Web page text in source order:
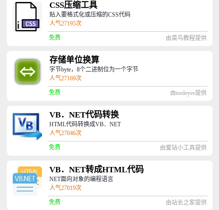
CSS压缩工具
贴入要格式化或压缩的CSS代码
人气27195次
免费 由菜鸟教程提供
存储单位换算
字节byte，8个二进制位为一个字节
人气27169次
免费 由tooleyes提供
VB．NET代码转换
HTML代码转换成VB．NET
人气27046次
免费 由爱站小工具提供
VB．NET转成HTML代码
NET面向对象的编程语言
人气27019次
免费 由站长之家提供